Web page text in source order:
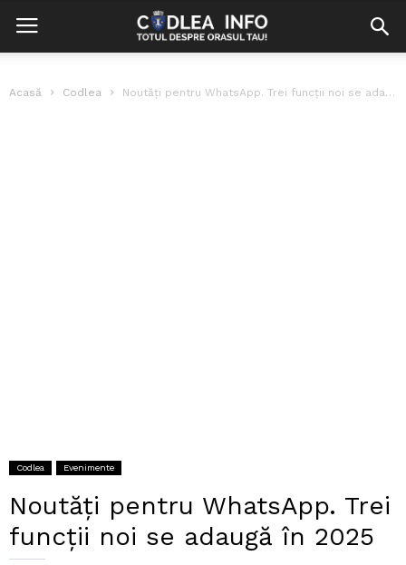
Acasă Codlea Noutăţi pentru WhatsApp. Trei funcţii noi se adaugă în 2025
Codlea Evenimente
Noutăţi pentru WhatsApp. Trei
funcţii noi se adaugă în 2025